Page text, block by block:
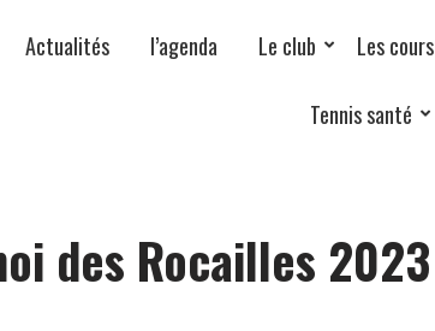
Actualités l’agenda Le club Les cours
Tennis santé
des Rocailles 2023